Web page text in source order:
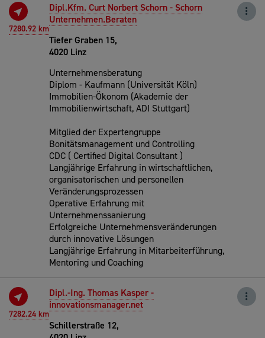
7280.92 km
Dipl.Kfm. Curt Norbert Schorn - Schorn
Unternehmen.Beraten
Tiefer Graben 15,
4020 Linz
Unternehmensberatung
Diplom - Kaufmann (Universität Köln)
Immobilien-Ökonom (Akademie der
Immobilienwirtschaft, ADI Stuttgart)
Mitglied der Expertengruppe
Bonitätsmanagement und Controlling
CDC ( Certified Digital Consultant )
Langjährige Erfahrung in wirtschaftlichen,
organisatorischen und personellen
Veränderungsprozessen
Operative Erfahrung mit
Unternehmenssanierung
Erfolgreiche Unternehmensveränderungen
durch innovative Lösungen
Langjährige Erfahrung in Mitarbeiterführung,
Mentoring und Coaching
7282.24 km
Dipl.-Ing. Thomas Kasper -
innovationsmanager.net
Schillerstraße 12,